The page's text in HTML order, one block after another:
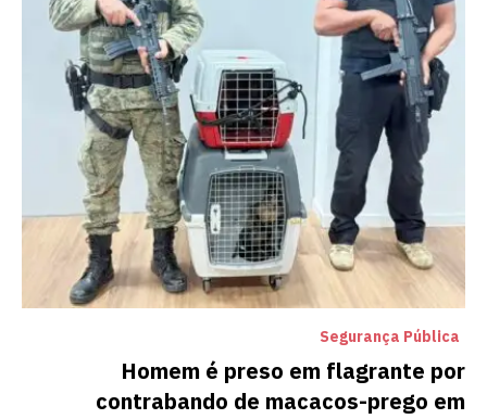
Segurança Pública
Homem é preso em flagrante por
contrabando de macacos-prego em